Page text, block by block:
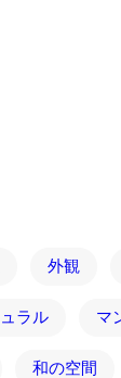
外観
ラル マ
和の空間